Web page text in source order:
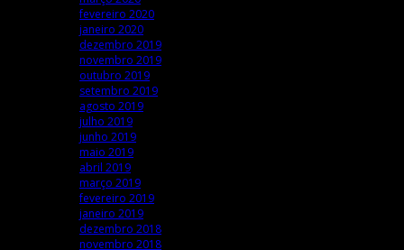
fevereiro 2020
janeiro 2020
dezembro 2019
novembro 2019
outubro 2019
setembro 2019
agosto 2019
julho 2019
junho 2019
maio 2019
abril 2019
março 2019
fevereiro 2019
janeiro 2019
dezembro 2018
novembro 2018